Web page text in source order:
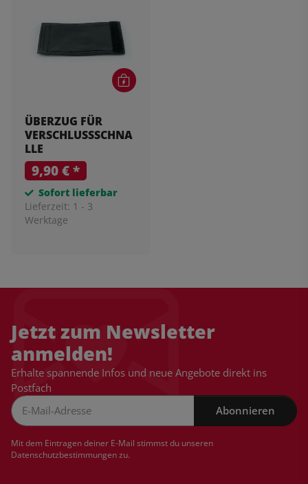
ÜBERZUG FÜR
VERSCHLUSSSCHNA
LLE
9,90 €*
Sofort lieferbar
Lieferzeit: 1 - 3
Werktage
Jetzt zum Newsletter
anmelden!
Erhalte spannende Infos und neue Angebote direkt ins
Postfach
Abonnieren
Mit dem Eintragen deiner E-Mail stimmst du unseren
Datenschutzbestimmungenzu.